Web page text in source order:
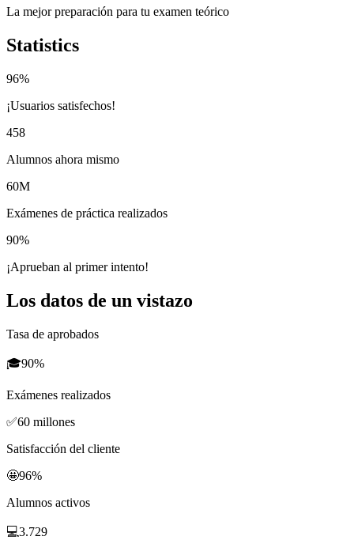
La mejor preparación para tu examen teórico
Statistics
96%
¡Usuarios satisfechos!
458
Alumnos ahora mismo
60M
Exámenes de práctica realizados
90%
¡Aprueban al primer intento!
Los datos de un vistazo
Tasa de aprobados
🎓90%
Exámenes realizados
✅60 millones
Satisfacción del cliente
🤩96%
Alumnos activos
💻3.729